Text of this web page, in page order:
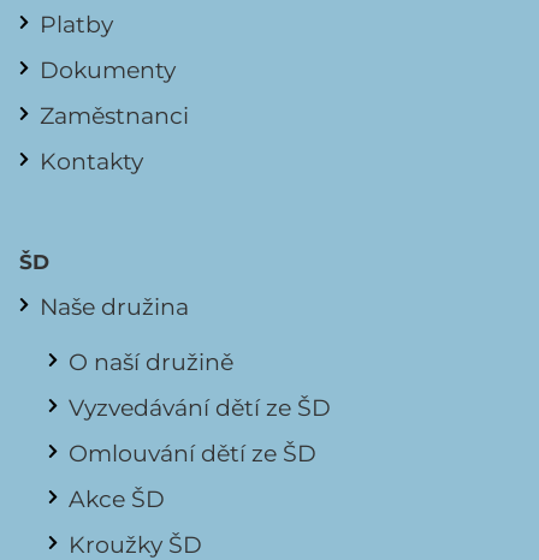
Platby
Dokumenty
Zaměstnanci
Kontakty
ŠD
Naše družina
O naší družině
Vyzvedávání dětí ze ŠD
Omlouvání dětí ze ŠD
Akce ŠD
Kroužky ŠD